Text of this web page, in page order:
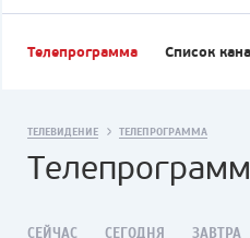
Телепрограмма Список
ТЕЛЕВИДЕНИЕ ТЕЛЕПРОГРАММА
СЕЙЧАС СЕГОДНЯ ЗАВТРА